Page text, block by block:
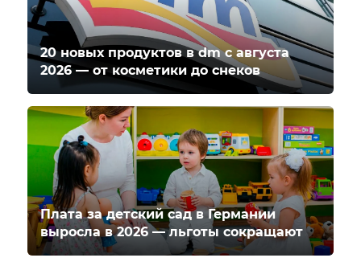
20 новых продуктов в dm с августа
2026 — от косметики до снеков
Плата за детский сад в Германии
выросла в 2026 — льготы сокращают